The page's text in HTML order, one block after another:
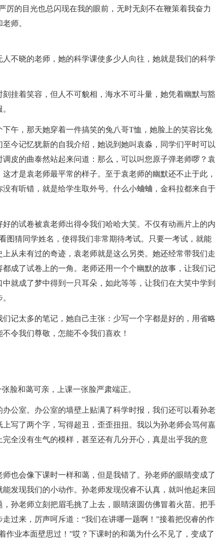
厉的目光也总闪现在我的眼前，无时无刻不在鞭策着我奋力
师。
不晓的老师，她的科学课使多少人向往，她就是我们的科学
挂着笑容，但人不可貌相，海水不可斗量，她凭着幽默与豁
午，那天她穿着一件搞笑的兔八哥T恤，她脸上的笑容比兔
今记忆犹新的自我介绍，她说到她叫袁淼，同学们平时可以
皮的曲泰然站起来问道：那么，可以叫您原子弹老师啰？袁
才是袁老师最平常的样子。至于袁老师的幽默还不止于此，
有听错，就是给学生取外号。什么小蛐蛐，金科拉都来自于
的试卷被袁老师出得令我们哈哈大笑。不仅有动画片上的内
图猜同学姓名，使得我们非常期待考试。只要一考试，就能
从未有过的奇迹，袁老师就是这么另类。她还经常带我们走
成了试卷上的一角。老师还用一个个幽默的故事，让我们记
就成了梦中得到一只耳朵，如此等等，让我们在大笑中学到
记太多的笔记，她自己主张：少写一个字都是好的，用省略
令我们尊敬，怎能不令我们喜欢！
脸和蔼可亲，上课一张脸严肃端正。
公室。办公室的墙壁上贴满了科学时报，我们还可以看孙老
写了两个字，写得超丑，歪歪扭扭。我以为孙老师会骂何嘉
全没有生气的模样，甚至还有几分开心，真是出乎我的意
师也会像下课时一样和蔼，但是我错了。孙老师的眼睛变成了
发现我们的小动作。孙老师发现倪睿不认真，就叫他起来回
孙老师立刻把眉毛挑了上去，眼睛滚圆仿佛冒着火苗。把手
过来，厉声呵斥道：“我们在讲哪一题啊！”接着把倪睿的作
作业本面壁思过！”哎？下课时的和蔼为什么不见了，变成了